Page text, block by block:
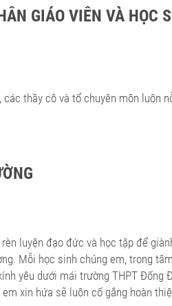
GIÁO VIÊN VÀ HỌC
thầy cô và tổ chuyên môn luôn
luyện đạo đức và học tập để
Mỗi học sinh chúng em, trong
yêu dưới mái trường THPT Đống
xin hứa sẽ luôn cố gắng hoàn